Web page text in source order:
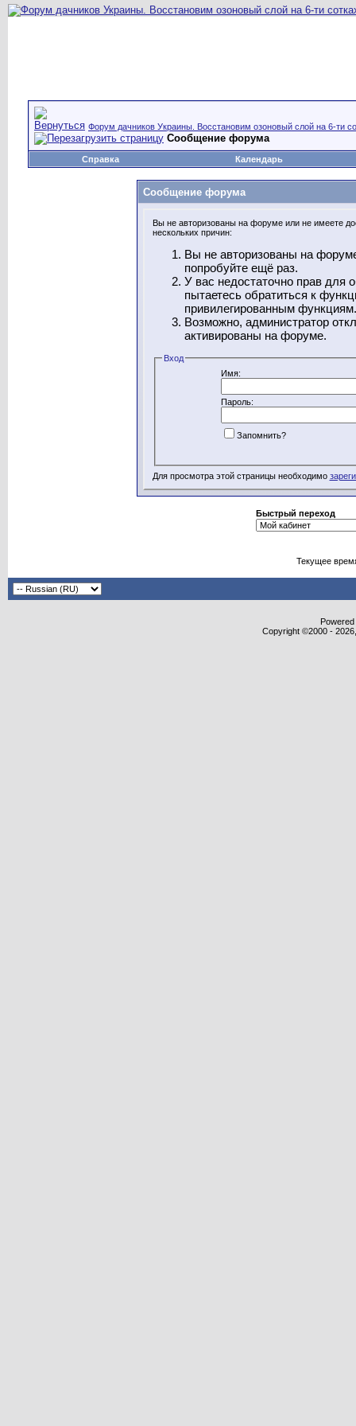
Форум дачников Украины. Восстановим озоновый слой на 6-ти
Сообщение форума
Справка Календарь
Сообщение форума
Вы не авторизованы на форуме или не имеете
нескольких причин:
Вы не авторизованы на
попробуйте ещё раз.
У вас недостаточно прав для
пытаетесь обратиться к
привилегированным функциям.
Возможно, администратор
активированы на форуме.
Вход
Имя:
Пароль:
Запомнить?
Для просмотра этой страницы необходимо
Быстрый переход
Текущее
Copyright ©2000 -